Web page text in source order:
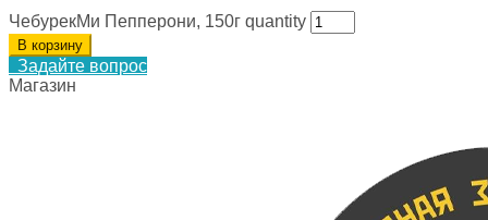
ЧебурекМи Пепперони, 150г quantity
В корзину
Задайте вопрос
Магазин